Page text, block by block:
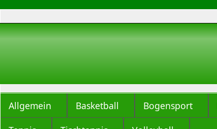
Allgemein Basketball Bogensport